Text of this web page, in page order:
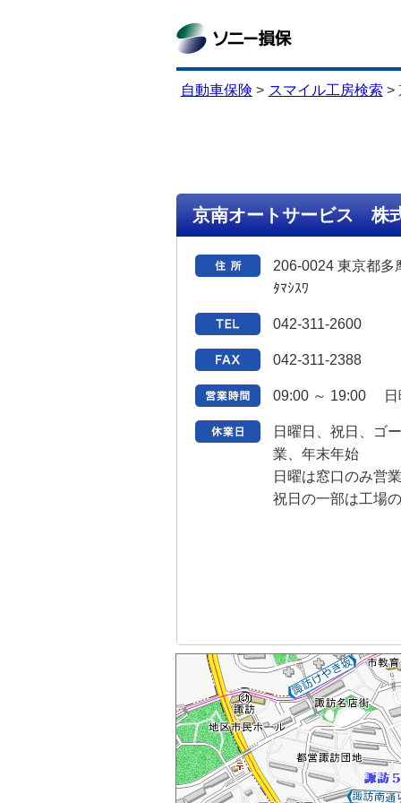
自動車保険 > スマイル工房検索 >
京南オートサービス
206-0024 東京都多
ﾀﾏｼｽﾜ
042-311-2600
042-311-2388
09:00 ～ 19:00 日
日曜日、祝日、ゴ
業、年末年始
日曜は窓口のみ営
祝日の一部は工場